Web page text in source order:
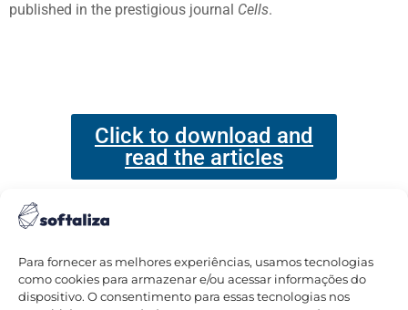
Para fornecer as melhores experiências, usamos tecnologias
como cookies para armazenar e/ou acessar informações do
dispositivo. O consentimento para essas tecnologias nos
published in the prestigious journal Cells.
Click to download and
read the articles